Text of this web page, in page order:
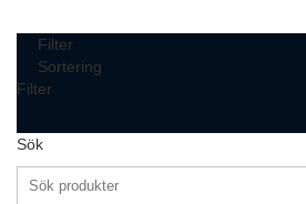
Filter
Sortering
Filter
Sök